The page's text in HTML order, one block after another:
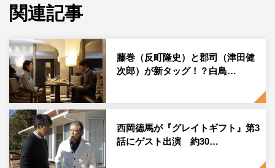
してきた新理事長・白鳥稔（佐々木蔵之介）。2月1日放送
の第3話では白鳥の暴走を阻止すべく、藤巻と心臓外科
医・郡司博光（津田健次郎）が反撃の新タッグを結成し
た。
しかし実のところ、郡司は白鳥への忠誠心を堅持したまま
だった。終盤では、すべては白鳥と郡司が仕掛けたトラッ
プだったことが判明。郡司がギフトを使い、白鳥の新ター
ゲットを殺害し…。
関連記事
藤巻（反町隆史）と郡司（津田健
次郎）が新タッグ！？白鳥…
西岡德馬が『グレイトギフト』第3
話にゲスト出演 約30…